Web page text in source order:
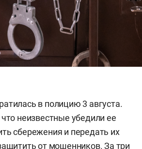
в полицию 3 августа.
неизвестные убедили ее
сбережения и передать их
от мошенников. За три